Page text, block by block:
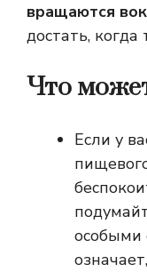
вращаются
достать, когда
Что
Если у
особыми